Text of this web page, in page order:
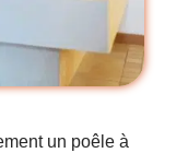
un poêle à